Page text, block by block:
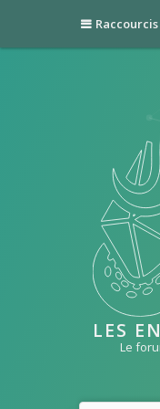
Raccourcis
LES
Le